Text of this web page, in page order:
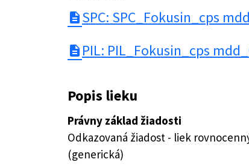
description SPC: SPC_Fokusin_cps
description PIL: PIL_Fokusin_cps
Popis lieku
Právny základ žiadosti
Odkazovaná žiadost - liek
(generická)